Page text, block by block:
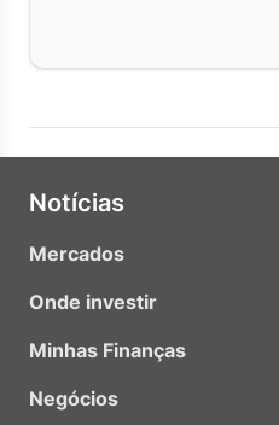
Notícias
Mercados
Onde investir
Minhas Finanças
Negócios